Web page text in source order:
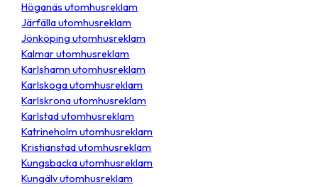
Höganäs utomhusreklam
Järfälla utomhusreklam
Jönköping utomhusreklam
Kalmar utomhusreklam
Karlshamn utomhusreklam
Karlskoga utomhusreklam
Karlskrona utomhusreklam
Karlstad utomhusreklam
Katrineholm utomhusreklam
Kristianstad utomhusreklam
Kungsbacka utomhusreklam
Kungälv utomhusreklam